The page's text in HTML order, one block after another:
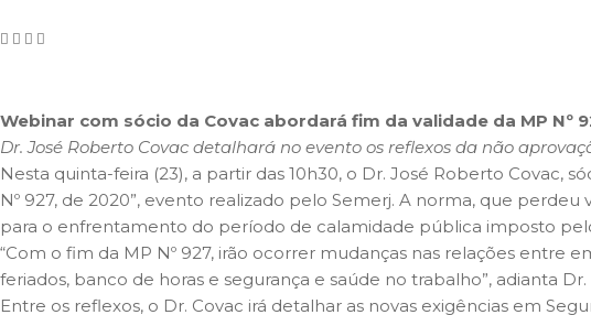
Webinar com sócio da Covac abordará fim da validade da MP Nº
Dr. José Roberto Covac detalhará no evento os reflexos da não
Nesta quinta-feira (23), a partir das 10h30, o Dr. José Roberto Covac,
Nº 927, de 2020”, evento realizado pelo Semerj. A norma, que
para o enfrentamento do período de calamidade pública imposto
“Com o fim da MP Nº 927, irão ocorrer mudanças nas relações entre
feriados, banco de horas e segurança e saúde no trabalho”, adianta Dr.
Entre os reflexos, o Dr. Covac irá detalhar as novas exigências em